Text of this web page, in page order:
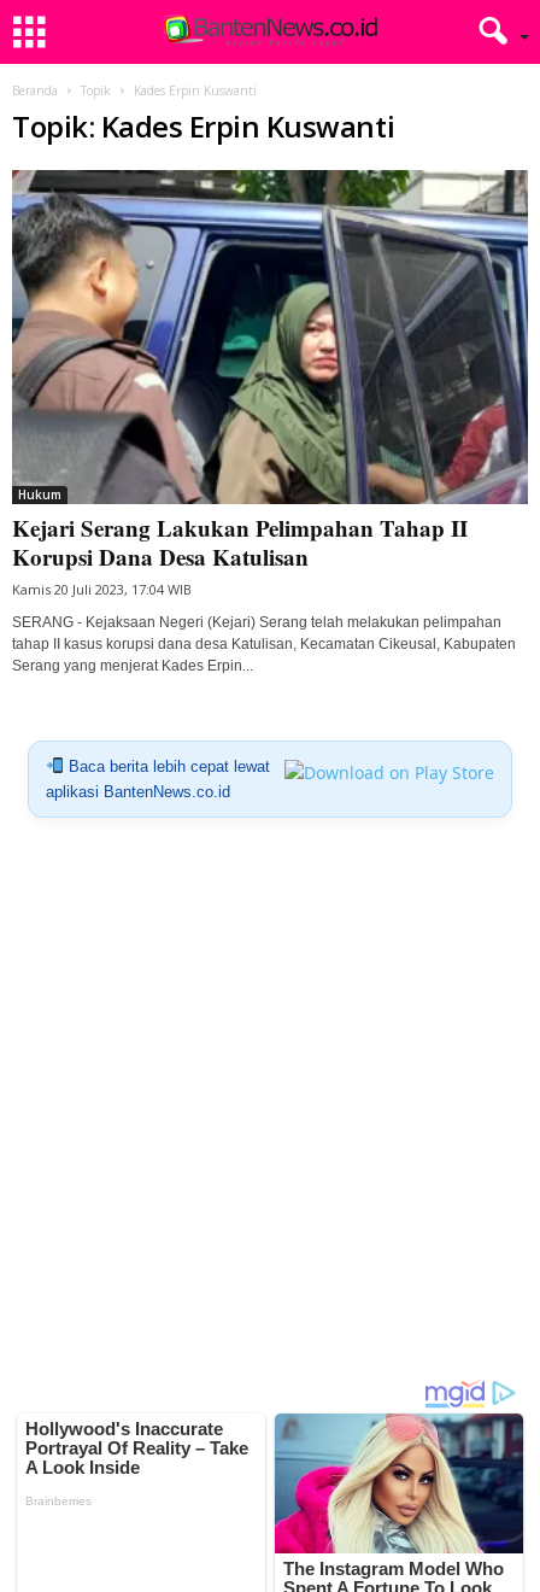
Beranda Topik Kades Erpin Kuswanti
Topik: Kades Erpin Kuswanti
Hukum
Kejari Serang Lakukan Pelimpahan Tahap II
Korupsi Dana Desa Katulisan
Kamis 20 Juli 2023, 17:04 WIB
SERANG - Kejaksaan Negeri (Kejari) Serang telah melakukan pelimpahan
tahap II kasus korupsi dana desa Katulisan, Kecamatan Cikeusal, Kabupaten
Serang yang menjerat Kades Erpin...
Baca berita lebih cepat lewat
aplikasi BantenNews.co.id